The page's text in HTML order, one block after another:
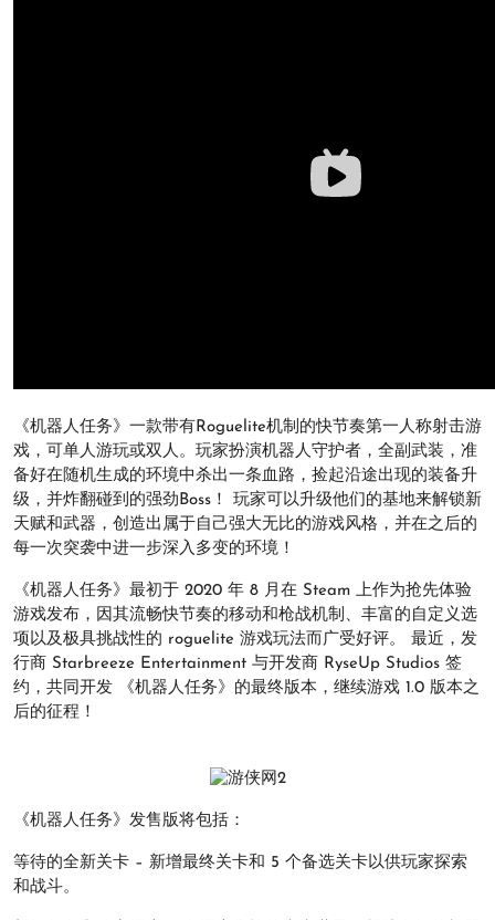
《机器人任务》一款带有Roguelite机制的快节奏第一人称射击游
戏，可单人游玩或双人。玩家扮演机器人守护者，全副武装，准
备好在随机生成的环境中杀出一条血路，捡起沿途出现的装备升
级，并炸翻碰到的强劲Boss！ 玩家可以升级他们的基地来解锁新
天赋和武器，创造出属于自己强大无比的游戏风格，并在之后的
每一次突袭中进一步深入多变的环境！
《机器人任务》最初于 2020 年 8 月在 Steam 上作为抢先体验
游戏发布，因其流畅快节奏的移动和枪战机制、丰富的自定义选
项以及极具挑战性的 roguelite 游戏玩法而广受好评。 最近，发
行商 Starbreeze Entertainment 与开发商 RyseUp Studios 签
约，共同开发 《机器人任务》的最终版本，继续游戏 1.0 版本之
后的征程！
《机器人任务》发售版将包括：
等待的全新关卡 – 新增最终关卡和 5 个备选关卡以供玩家探索
和战斗。